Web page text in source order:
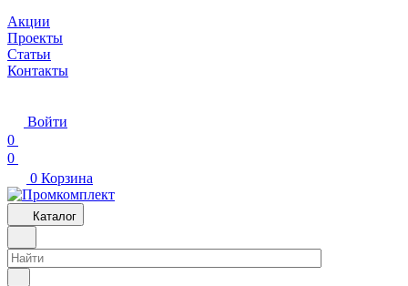
Акции
Проекты
Статьи
Контакты
Войти
0
0
0 Корзина
Каталог